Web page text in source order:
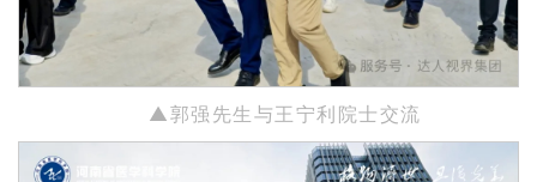
▲郭强先生与王宁利院士交流